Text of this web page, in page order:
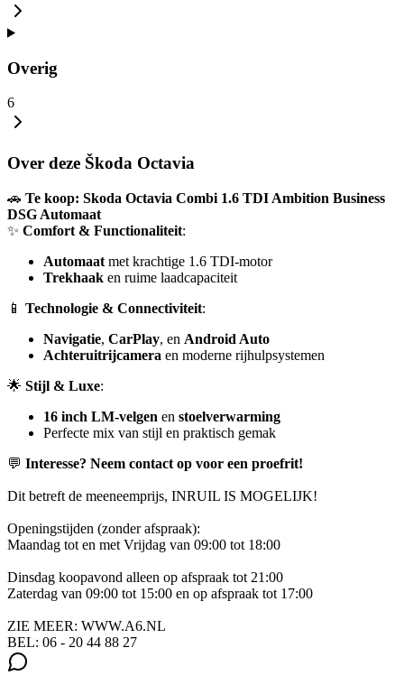
Overig
6
Over deze Škoda Octavia
🚗 Te koop: Skoda Octavia Combi 1.6 TDI Ambition Business
DSG Automaat
✨ Comfort & Functionaliteit:
Automaat met krachtige 1.6 TDI-motor
Trekhaak en ruime laadcapaciteit
📱 Technologie & Connectiviteit:
Navigatie, CarPlay, en Android Auto
Achteruitrijcamera en moderne rijhulpsystemen
🌟 Stijl & Luxe:
16 inch LM-velgen en stoelverwarming
Perfecte mix van stijl en praktisch gemak
💬 Interesse? Neem contact op voor een proefrit!
Dit betreft de meeneemprijs, INRUIL IS MOGELIJK!
Openingstijden (zonder afspraak):
Maandag tot en met Vrijdag van 09:00 tot 18:00
Dinsdag koopavond alleen op afspraak tot 21:00
Zaterdag van 09:00 tot 15:00 en op afspraak tot 17:00
ZIE MEER: WWW.A6.NL
BEL: 06 - 20 44 88 27